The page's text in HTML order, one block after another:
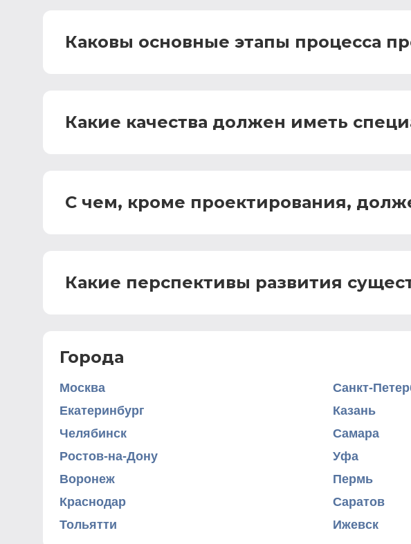
Каковы основные этапы процесса
Какие качества должен иметь
С чем, кроме проектирования,
Какие перспективы развития
Города
Москва Санкт-
Екатеринбург
Казань
Челябинск
Самара
Ростов-на-Дону
Уфа
Воронеж
Пермь
Краснодар
Саратов
Тольятти
Ижевск